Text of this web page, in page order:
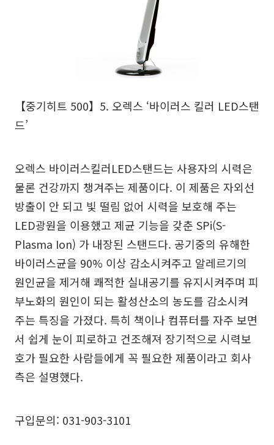
【중기히트 500】5. 오렉스 ‘바이러스 킬러 LED스탠
드’
오렉스 바이러스킬러LED스탠드는 사용자의 시력은
물론 건강까지 챙겨주는 제품이다. 이 제품은 자외선
방출이 안 되고 빛 떨림 없어 시력을 보호해 주는
LED광원을 이용했고 제균 기능을 갖춘 SPi(S-
Plasma Ion) 가 내장된 스탠드다. 공기중의 유해한
바이러스균을 90% 이상 감소시켜주고 알레르기의
원인균을 제거해 쾌적한 실내공기를 유지시켜주며 피
부노화의 원인이 되는 활성산소의 농도를 감소시켜
주는 특징을 가졌다. 특히 책이나 컴퓨터를 자주 보면
서 쉽게 눈이 피로하고 건조해져 장기적으로 시력보
호가 필요한 사람들에게 꼭 필요한 제품이라고 회사
측은 설명했다.
구입문의: 031-903-3101